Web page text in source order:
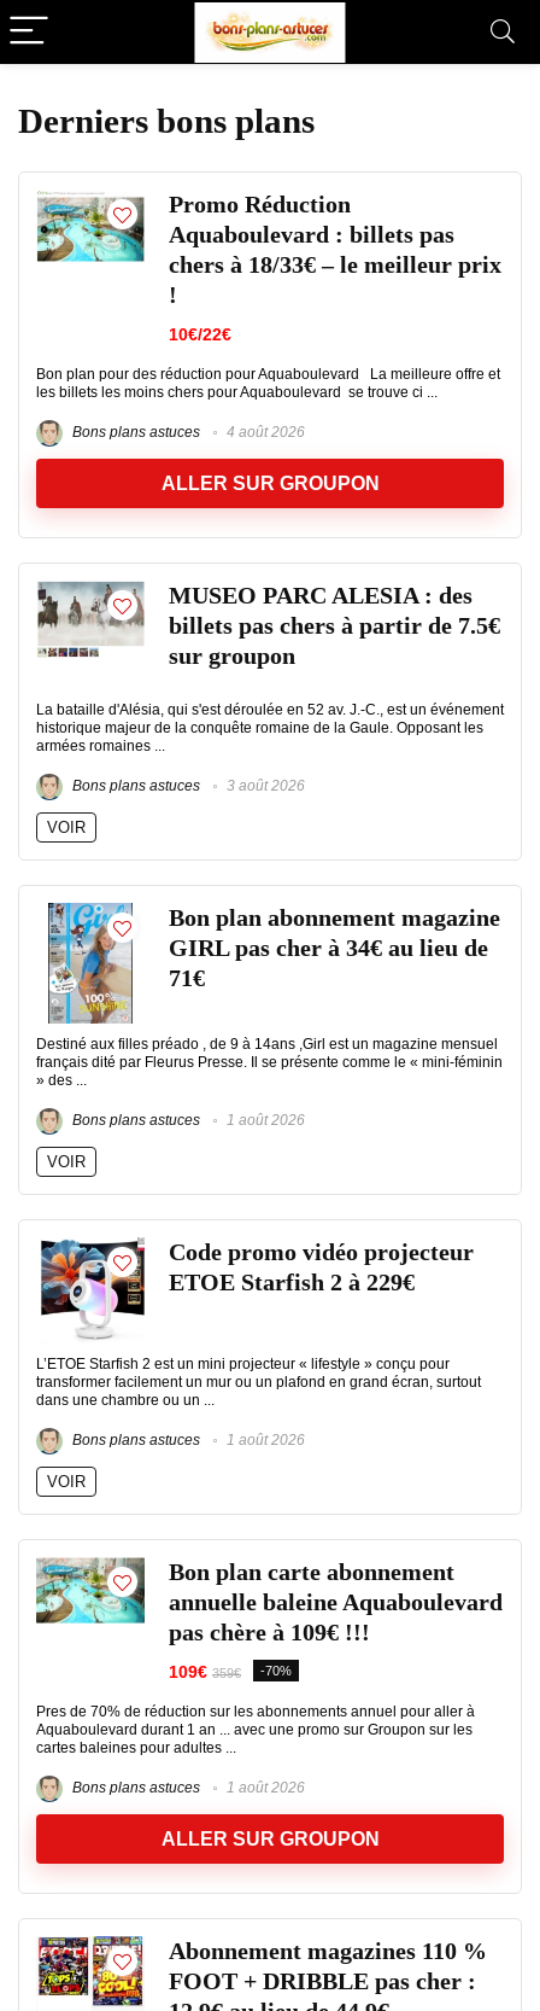
Derniers bons plans
Promo Réduction
Aquaboulevard : billets pas
chers à 18/33€ – le meilleur prix
!
10€/22€
Bon plan pour des réduction pour Aquaboulevard La meilleure offre et
les billets les moins chers pour Aquaboulevard se trouve ci ...
Bons plans astuces 4 août 2026
ALLER SUR GROUPON
MUSEO PARC ALESIA : des
billets pas chers à partir de 7.5€
sur groupon
La bataille d'Alésia, qui s'est déroulée en 52 av. J.-C., est un événement
historique majeur de la conquête romaine de la Gaule. Opposant les
armées romaines ...
Bons plans astuces 3 août 2026
VOIR
Bon plan abonnement magazine
GIRL pas cher à 34€ au lieu de
71€
Destiné aux filles préado , de 9 à 14ans ,Girl est un magazine mensuel
français dité par Fleurus Presse. Il se présente comme le « mini-féminin
» des ...
Bons plans astuces 1 août 2026
VOIR
Code promo vidéo projecteur
ETOE Starfish 2 à 229€
L’ETOE Starfish 2 est un mini projecteur « lifestyle » conçu pour
transformer facilement un mur ou un plafond en grand écran, surtout
dans une chambre ou un ...
Bons plans astuces 1 août 2026
VOIR
Bon plan carte abonnement
annuelle baleine Aquaboulevard
pas chère à 109€ !!!
109€ 359€ -70%
Pres de 70% de réduction sur les abonnements annuel pour aller à
Aquaboulevard durant 1 an ... avec une promo sur Groupon sur les
cartes baleines pour adultes ...
Bons plans astuces 1 août 2026
ALLER SUR GROUPON
Abonnement magazines 110 %
FOOT + DRIBBLE pas cher :